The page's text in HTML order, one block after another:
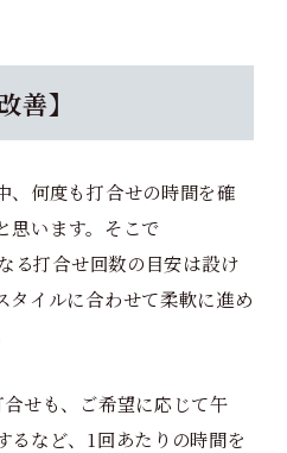
善】
、何度も打合せの時間を確
思います。そこで
打合せ回数の目安は設け
タイルに合わせて柔軟に進め
せも、ご希望に応じて午
るなど、1回あたりの時間を